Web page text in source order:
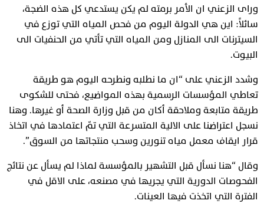
وراى الزعني ان الأمر برمته لم يكن يستدعي كل هذه الضجة،
سائلاً: اين هي الدولة اليوم من فحص المياه التي توزع في
السيترنات الى المنازل ومن المياه التي تأتي من الحنفيات الى
البيوت.
وشدد الزعني على “ان ما نطلبه ونطرحه اليوم هو طريقة
تعاطي المؤسسات الرسمية بهذه المواضيع، فحتى للشكوى
طريقة متابعة وملاحقة أكان من قبل وزارة الصحة أو غيرها. وهنا
نسجل اعتراضنا على الالية المتسرعة التي تمّ اعتمادها في اتخاذ
قرار ايقاف معمل مياه تنورين وسحب منتجاتها من السوق”.
وقال “هنا نسأل قبل التشهير بالمؤسسة لماذا لم يسأل عن نتائج
الفحوصات الدورية التي يجريها في مصنعه، على الاقل في
الفترة التي اتخذت فيها العينات.